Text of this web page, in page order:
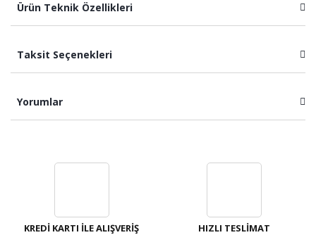
Ürün Teknik Özellikleri
Taksit Seçenekleri
Yorumlar
KREDİ KARTI İLE ALIŞVERİŞ HIZLI TESLİMAT